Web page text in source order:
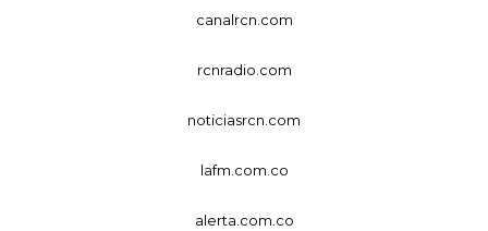
canalrcn.com
rcnradio.com
noticiasrcn.com
lafm.com.co
alerta.com.co